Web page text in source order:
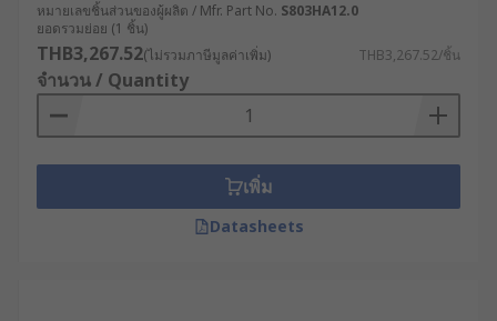
หมายเลขชิ้นส่วนของผู้ผลิต / Mfr. Part No. S803HA12.0
ยอดรวมย่อย (1 ชิ้น)
THB3,267.52(ไม่รวมภาษีมูลค่าเพิ่ม) THB3,267.52/ชิ้น
จำนวน / Quantity
เพิ่ม
Datasheets